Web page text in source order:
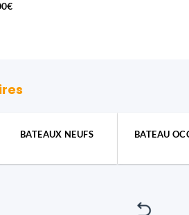
€
BATEAUX NEUFS BATEAU